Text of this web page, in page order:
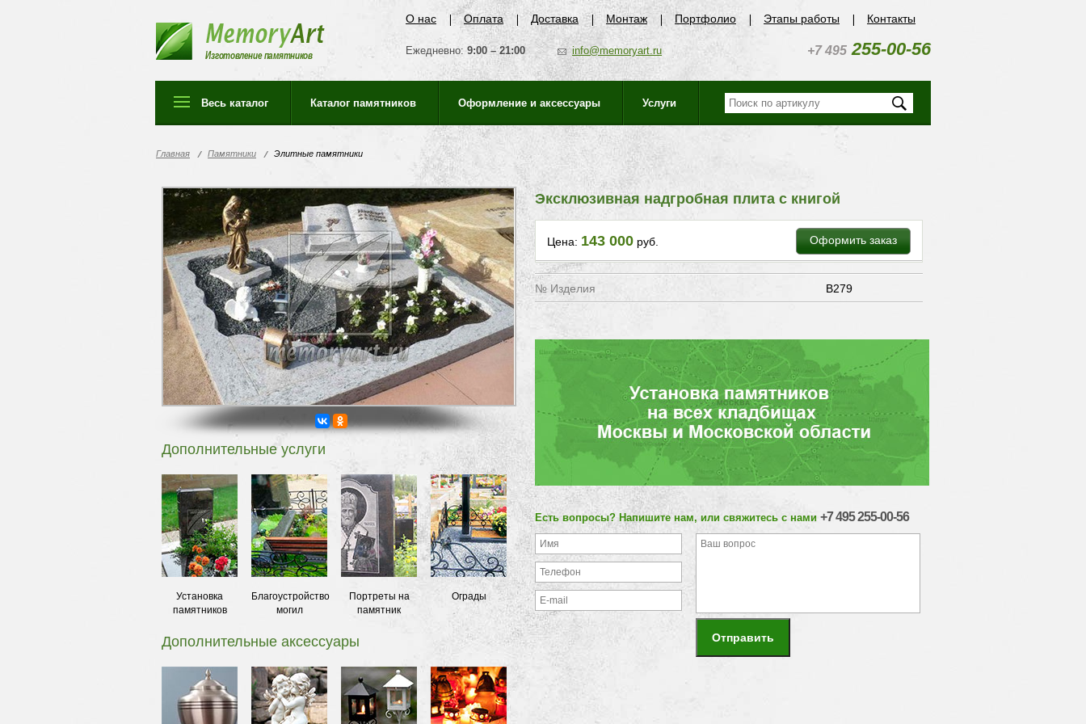
Изготовление памятников +7 495 255-00-56
О нас Оплата Доставка Монтаж Портфолио Этапы работы Контакты
Ежедневно:9:00 – 21:00 info@memoryart.ru
Весь каталог Каталог памятников Оформление и аксессуары Услуги
Главная Памятники Элитные памятники
Дополнительные услуги
Установка
памятников
Благоустройство
могил
Портреты на
памятник
Ограды
Дополнительные аксессуары
Эксклюзивная надгробная плита с книгой
Цена: 143 000 руб. Оформить заказ
№ Изделия В279
Есть вопросы? Напишите нам, или свяжитесь с нами +7 495 255-00-56